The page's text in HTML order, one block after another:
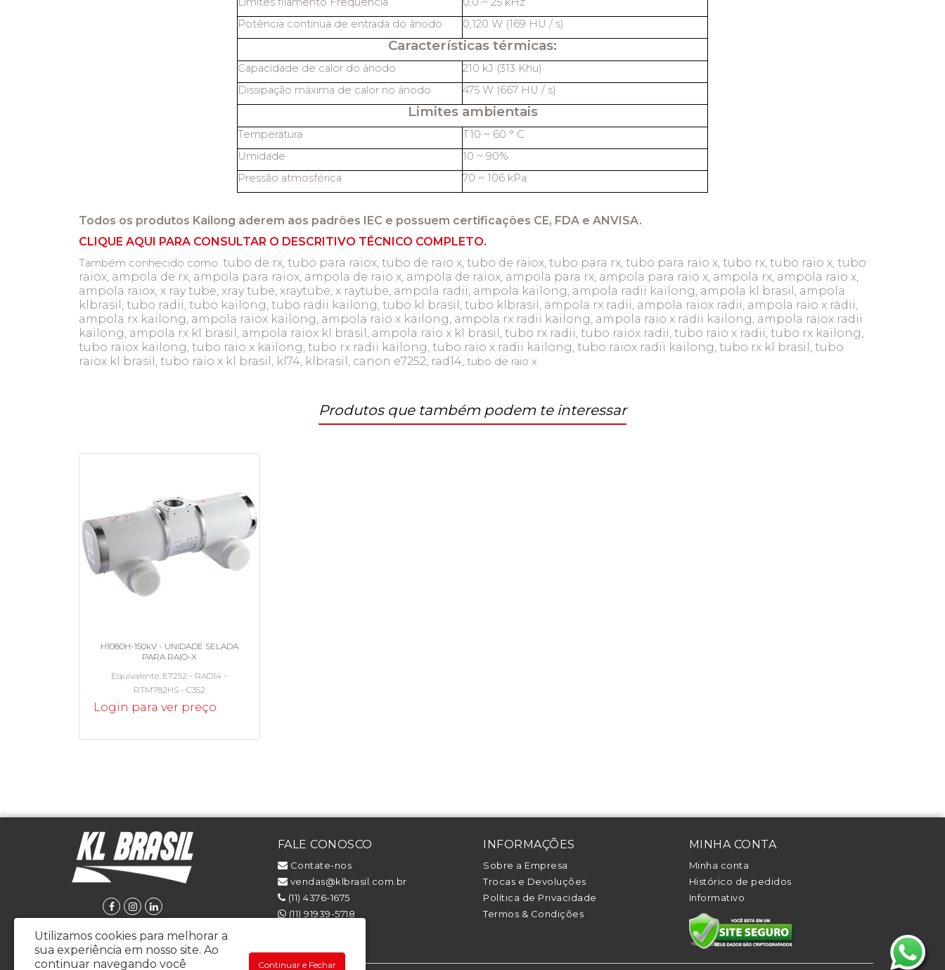
Potência contínua de entrada do ânodo
0,120 W (169 HU / s)
Características térmicas:
Capacidade de calor do ânodo
210 kJ (313 Khu)
Dissipação máxima de calor no ânodo
475 W (667 HU / s)
Limites ambientais
Temperatura
T10 ~ 60 ° C
Umidade
10 ~ 90%
Pressão atmosférica
70 ~ 106 kPa
Todos os produtos Kailong aderem aos padrões IEC e possuem certificações CE, FDA e ANVISA.
CLIQUE AQUI PARA CONSULTAR O DESCRITIVO TÉCNICO COMPLETO.
Também conhecido como: tubo de rx, tubo para raiox, tubo de raio x, tubo de raiox, tubo para rx, tubo para raio x, tubo rx, tubo raio x, tubo
raiox, ampola de rx, ampola para raiox, ampola de raio x, ampola de raiox, ampola para rx, ampola para raio x, ampola rx, ampola raio x,
ampola raiox, x ray tube, xray tube, xraytube, x raytube, ampola radii, ampola kailong, ampola radii kailong, ampola kl brasil, ampola
klbrasil, tubo radii, tubo kailong, tubo radii kailong, tubo kl brasil, tubo klbrasil, ampola rx radii, ampola raiox radii, ampola raio x radii,
ampola rx kailong, ampola raiox kailong, ampola raio x kailong, ampola rx radii kailong, ampola raio x radii kailong, ampola raiox radii
kailong, ampola rx kl brasil, ampola raiox kl brasil, ampola raio x kl brasil, tubo rx radii, tubo raiox radii, tubo raio x radii, tubo rx kailong,
tubo raiox kailong, tubo raio x kailong, tubo rx radii kailong, tubo raio x radii kailong, tubo raiox radii kailong, tubo rx kl brasil, tubo
raiox kl brasil, tubo raio x kl brasil, kl74, klbrasil, canon e7252, rad14, tubo de raio x
Produtos que também podem te interessar
H1080H-150kV - UNIDADE SELADA
PARA RAIO-X
Equivalente E7252 - RAD14 -
RTM782HS - C352
Login para ver preço
FALE CONOSCO
Contate-nos
vendas@klbrasil.com.br
(11) 4376-1675
(11) 91939-5718
INFORMAÇÕES
Sobre a Empresa
Trocas e Devoluções
Política de Privacidade
Termos & Condições
MINHA CONTA
Minha conta
Histórico de pedidos
Informativo
Utilizamos cookies para melhorar a
sua experiência em nosso site. Ao
continuar navegando você
Continuar e Fechar